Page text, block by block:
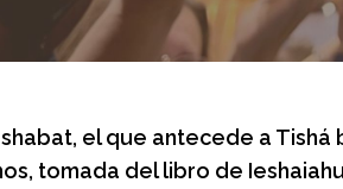
el que antecede a Tishá
tomada del libro de
Almitas: